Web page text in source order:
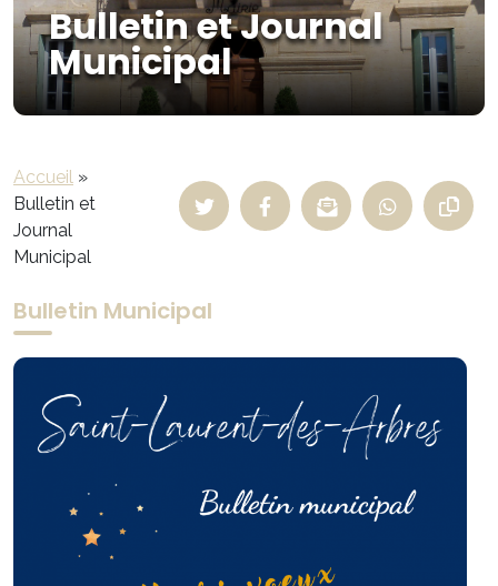
Bulletin et Journal
Municipal
Accueil »
Bulletin et
Journal
Municipal
Bulletin Municipal